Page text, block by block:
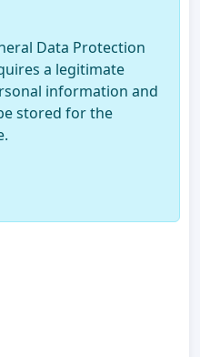
Data Protection
a legitimate
information and
stored for the